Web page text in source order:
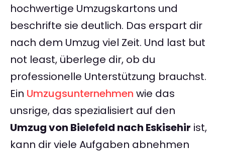
hochwertige Umzugskartons und
beschrifte sie deutlich. Das erspart dir
nach dem Umzug viel Zeit. Und last but
not least, überlege dir, ob du
professionelle Unterstützung brauchst.
Ein Umzugsunternehmen wie das
unsrige, das spezialisiert auf den
Umzug von Bielefeld nach Eskisehir ist,
kann dir viele Aufgaben abnehmen